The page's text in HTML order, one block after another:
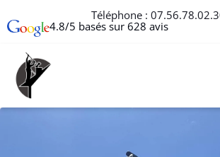
Téléphone :
4.8/5 basés sur 628 avis